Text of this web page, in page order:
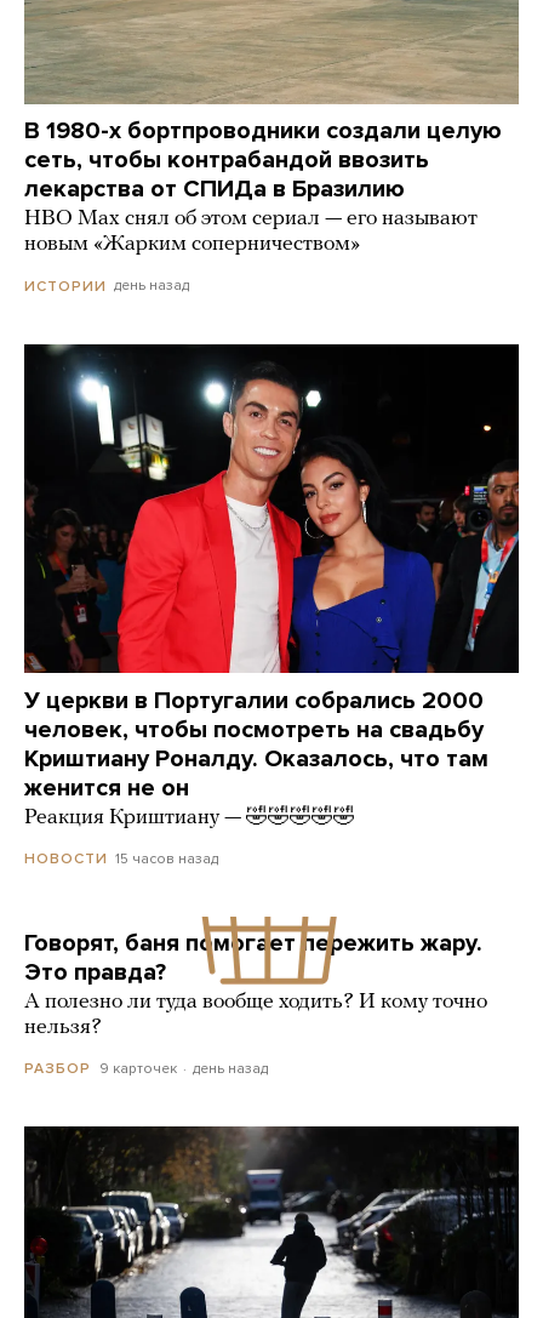
В 1980-х бортпроводники создали целую
сеть, чтобы контрабандой ввозить
лекарства от СПИДа в Бразилию
HBO Max снял об этом сериал — его называют
новым «Жарким соперничеством»
ИСТОРИИ день назад
У церкви в Португалии собрались 2000
человек, чтобы посмотреть на свадьбу
Криштиану Роналду. Оказалось, что там
женится не он
Реакция Криштиану — 🤣🤣🤣🤣🤣
НОВОСТИ 15 часов назад
Говорят, баня помогает пережить жару.
Это правда?
А полезно ли туда вообще ходить? И кому точно
нельзя?
РАЗБОР 9 карточек день назад